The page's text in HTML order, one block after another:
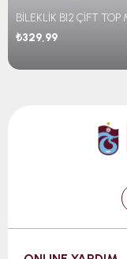
₺329,99